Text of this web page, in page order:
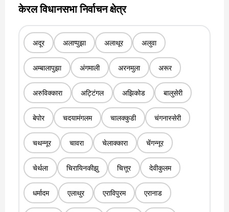
केरल विधानसभा निर्वाचन क्षेत्र
अदूर अलाप्पुझा अलाथूर अलुवा
अम्बालापुझा अंगमाली अरनमुला अरूर
अरुविक्कारा अट्टिंगल अझिकोड बालुसेरी
बेपोर चदयामंगलम चालक्कुडी चंगनास्सेरी
चथन्नूर चावरा चेलाक्कारा चेंगन्नूर
चेर्थला चिरायिनकीझु चित्तूर देवीकुलम
धर्मादम एलाथुर एराविपुरम एरानाड